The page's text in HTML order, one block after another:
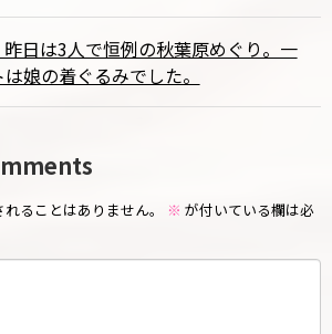
日は3人で恒例の秋葉原めぐり。一
娘の着ぐるみでした。
ることはありません。 ※ が付いている欄は必